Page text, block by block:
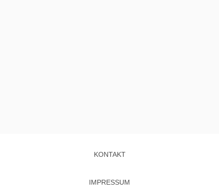
KONTAKT
IMPRESSUM